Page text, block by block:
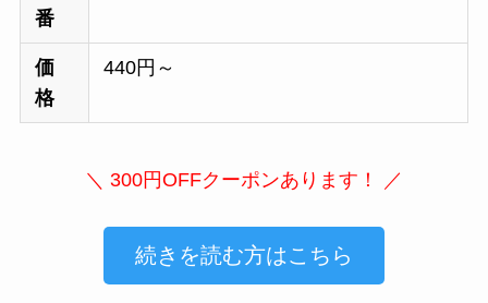
番
価
格
440円～
＼ 300円OFFクーポンあります！ ／
続きを読む方はこちら